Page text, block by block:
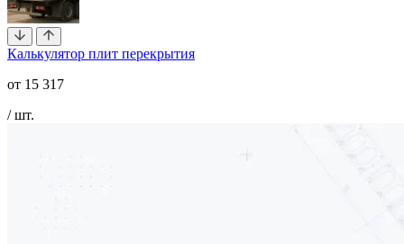
Калькулятор плит перекрытия
от 15 317
/ шт.